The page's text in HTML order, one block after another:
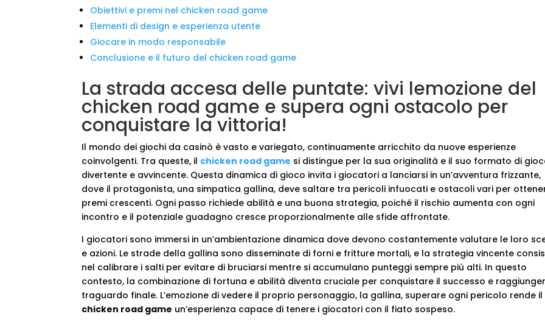
Obiettivi e premi nel chicken road game
Elementi di design e esperienza utente
Giocare in modo responsabile
Conclusione e il futuro del chicken road game
La strada accesa delle puntate: vivi lemozione del
chicken road game e supera ogni ostacolo per
conquistare la vittoria!
Il mondo dei giochi da casinò è vasto e variegato, continuamente arricchito da nuove esperienze
coinvolgenti. Tra queste, il chicken road game si distingue per la sua originalità e il suo formato di
divertente e avvincente. Questa dinamica di gioco invita i giocatori a lanciarsi in un’avventura frizzante,
dove il protagonista, una simpatica gallina, deve saltare tra pericoli infuocati e ostacoli vari per
premi crescenti. Ogni passo richiede abilità e una buona strategia, poiché il rischio aumenta con ogni
incontro e il potenziale guadagno cresce proporzionalmente alle sfide affrontate.
I giocatori sono immersi in un’ambientazione dinamica dove devono costantemente valutare le loro
e azioni. Le strade della gallina sono disseminate di forni e fritture mortali, e la strategia vincente
nel calibrare i salti per evitare di bruciarsi mentre si accumulano punteggi sempre più alti. In questo
contesto, la combinazione di fortuna e abilità diventa cruciale per conquistare il successo e
traguardo finale. L’emozione di vedere il proprio personaggio, la gallina, superare ogni pericolo rende il
chicken road game un’esperienza capace di tenere i giocatori con il fiato sospeso.